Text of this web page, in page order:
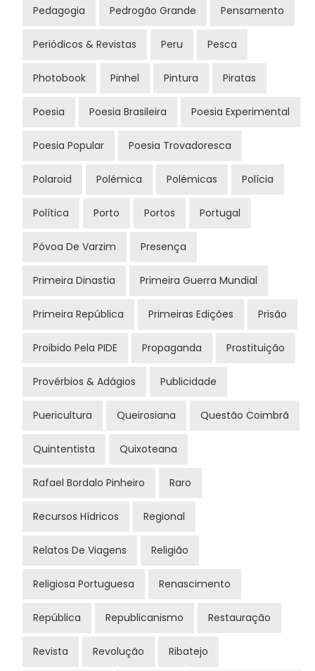
Pedagogia Pedrogão Grande Pensamento
Periódicos & Revistas Peru Pesca
Photobook Pinhel Pintura Piratas
Poesia Poesia Brasileira Poesia Experimental
Poesia Popular Poesia Trovadoresca
Polaroid Polémica Polémicas Polícia
Política Porto Portos Portugal
Póvoa De Varzim Presença
Primeira Dinastia Primeira Guerra Mundial
Primeira República Primeiras Edições Prisão
Proibido Pela PIDE Propaganda Prostituição
Provérbios & Adágios Publicidade
Puericultura Queirosiana Questão Coimbrã
Quintentista Quixoteana
Rafael Bordalo Pinheiro Raro
Recursos Hídricos Regional
Relatos De Viagens Religião
Religiosa Portuguesa Renascimento
República Republicanismo Restauração
Revista Revolução Ribatejo